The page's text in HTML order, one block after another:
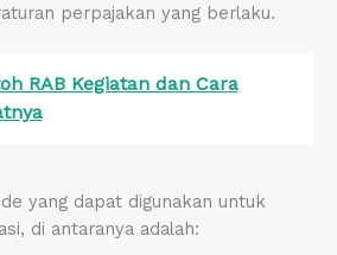
perpajakan yang berlaku.
RAB Kegiatan dan Cara
yang dapat digunakan untuk
di antaranya adalah: